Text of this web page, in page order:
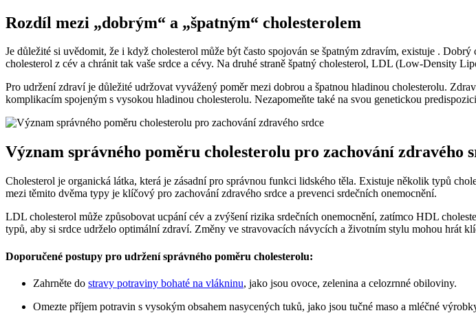
Rozdíl mezi „dobrým“ a „špatným“ cholesterolem
Je důležité si uvědomit, že i když cholesterol může být často spojován se špatným zdravím, existuje .
cholesterol z cév a chránit tak vaše srdce a cévy. Na druhé straně špatný cholesterol, LDL (Low-Density
Pro udržení zdraví je důležité udržovat vyvážený poměr mezi dobrou a špatnou hladinou cholesterolu.
komplikacím spojeným s vysokou hladinou cholesterolu. Nezapomeňte také na svou genetickou
Význam správného poměru cholesterolu pro zachování zdravého
Cholesterol je organická látka, která je zásadní pro správnou funkci lidského těla. Existuje několik typů
mezi těmito dvěma typy je klíčový pro zachování zdravého srdce a prevenci srdečních onemocnění.
LDL cholesterol může způsobovat ucpání cév a zvýšení rizika srdečních onemocnění, zatímco HDL
typů, aby si srdce udrželo optimální zdraví. Změny ve stravovacích návycích a životním stylu mohou hrát
Doporučené postupy pro udržení správného poměru cholesterolu:
Zahrněte do stravy potraviny bohaté na vlákninu, jako jsou ovoce, zelenina a celozrnné obiloviny.
Omezte příjem potravin s vysokým obsahem nasycených tuků, jako jsou tučné maso a mléčné